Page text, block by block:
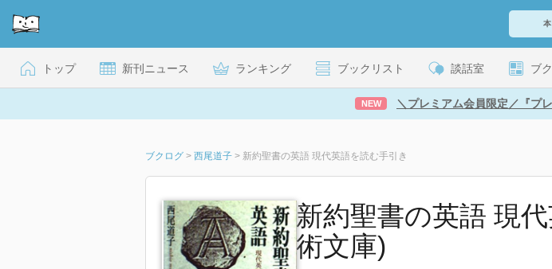
トップ 新刊ニュース ランキング ブックリスト 談話室 ブ
NEW ＼プレミアム会員限定／『プ
ブクログ > 西尾道子 > 新約聖書の英語 現代英語を読む手引き
新約聖書の英語 現
術文庫)